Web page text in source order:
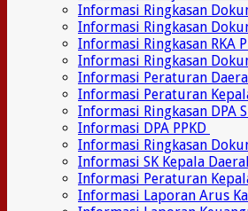
Informasi Ringkasan
Informasi Ringkasan
Informasi Ringkasan RKA
Informasi Ringkasan
Informasi Peraturan
Informasi Peraturan
Informasi Ringkasan DPA
Informasi DPA PPKD
Informasi Ringkasan
Informasi SK Kepala
Informasi Peraturan
Informasi Laporan Arus